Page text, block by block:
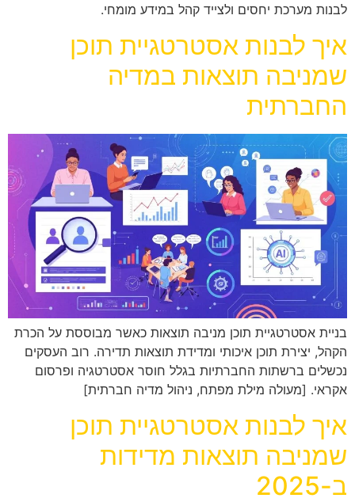
לבנות מערכת יחסים ולצייד קהל במידע מומחי.
איך לבנות אסטרטגיית תוכן
שמניבה תוצאות במדיה
החברתית
בניית אסטרטגיית תוכן מניבה תוצאות כאשר מבוססת על הכרת
הקהל, יצירת תוכן איכותי ומדידת תוצאות תדירה. רוב העסקים
נכשלים ברשתות החברתיות בגלל חוסר אסטרטגיה ופרסום
אקראי. [מעולה מילת מפתח, ניהול מדיה חברתית]
איך לבנות אסטרטגיית תוכן
שמניבה תוצאות מדידות
ב-2025